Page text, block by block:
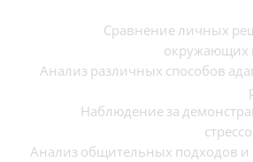
Сравнение личных
окружающих
Анализ различных способов
Наблюдение за
Анализ общительных подходов и